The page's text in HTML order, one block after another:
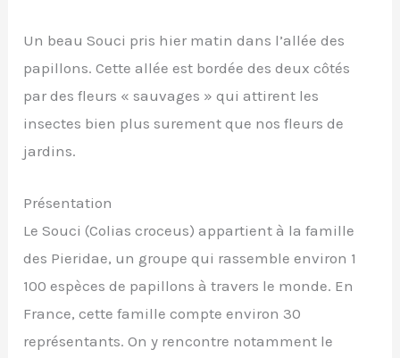
Un beau Souci pris hier matin dans l’allée des
papillons. Cette allée est bordée des deux côtés
par des fleurs « sauvages » qui attirent les
insectes bien plus surement que nos fleurs de
jardins.
Présentation
Le Souci (Colias croceus) appartient à la famille
des Pieridae, un groupe qui rassemble environ 1
100 espèces de papillons à travers le monde. En
France, cette famille compte environ 30
représentants. On y rencontre notamment le